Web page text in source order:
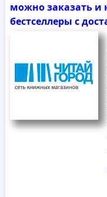
можно заказать и
бестселлеры с